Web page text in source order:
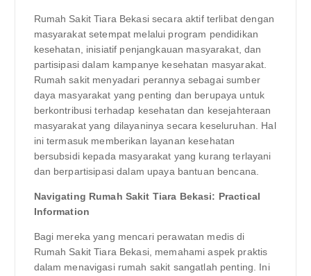
Rumah Sakit Tiara Bekasi secara aktif terlibat dengan
masyarakat setempat melalui program pendidikan
kesehatan, inisiatif penjangkauan masyarakat, dan
partisipasi dalam kampanye kesehatan masyarakat.
Rumah sakit menyadari perannya sebagai sumber
daya masyarakat yang penting dan berupaya untuk
berkontribusi terhadap kesehatan dan kesejahteraan
masyarakat yang dilayaninya secara keseluruhan. Hal
ini termasuk memberikan layanan kesehatan
bersubsidi kepada masyarakat yang kurang terlayani
dan berpartisipasi dalam upaya bantuan bencana.
Navigating Rumah Sakit Tiara Bekasi: Practical
Information
Bagi mereka yang mencari perawatan medis di
Rumah Sakit Tiara Bekasi, memahami aspek praktis
dalam menavigasi rumah sakit sangatlah penting. Ini